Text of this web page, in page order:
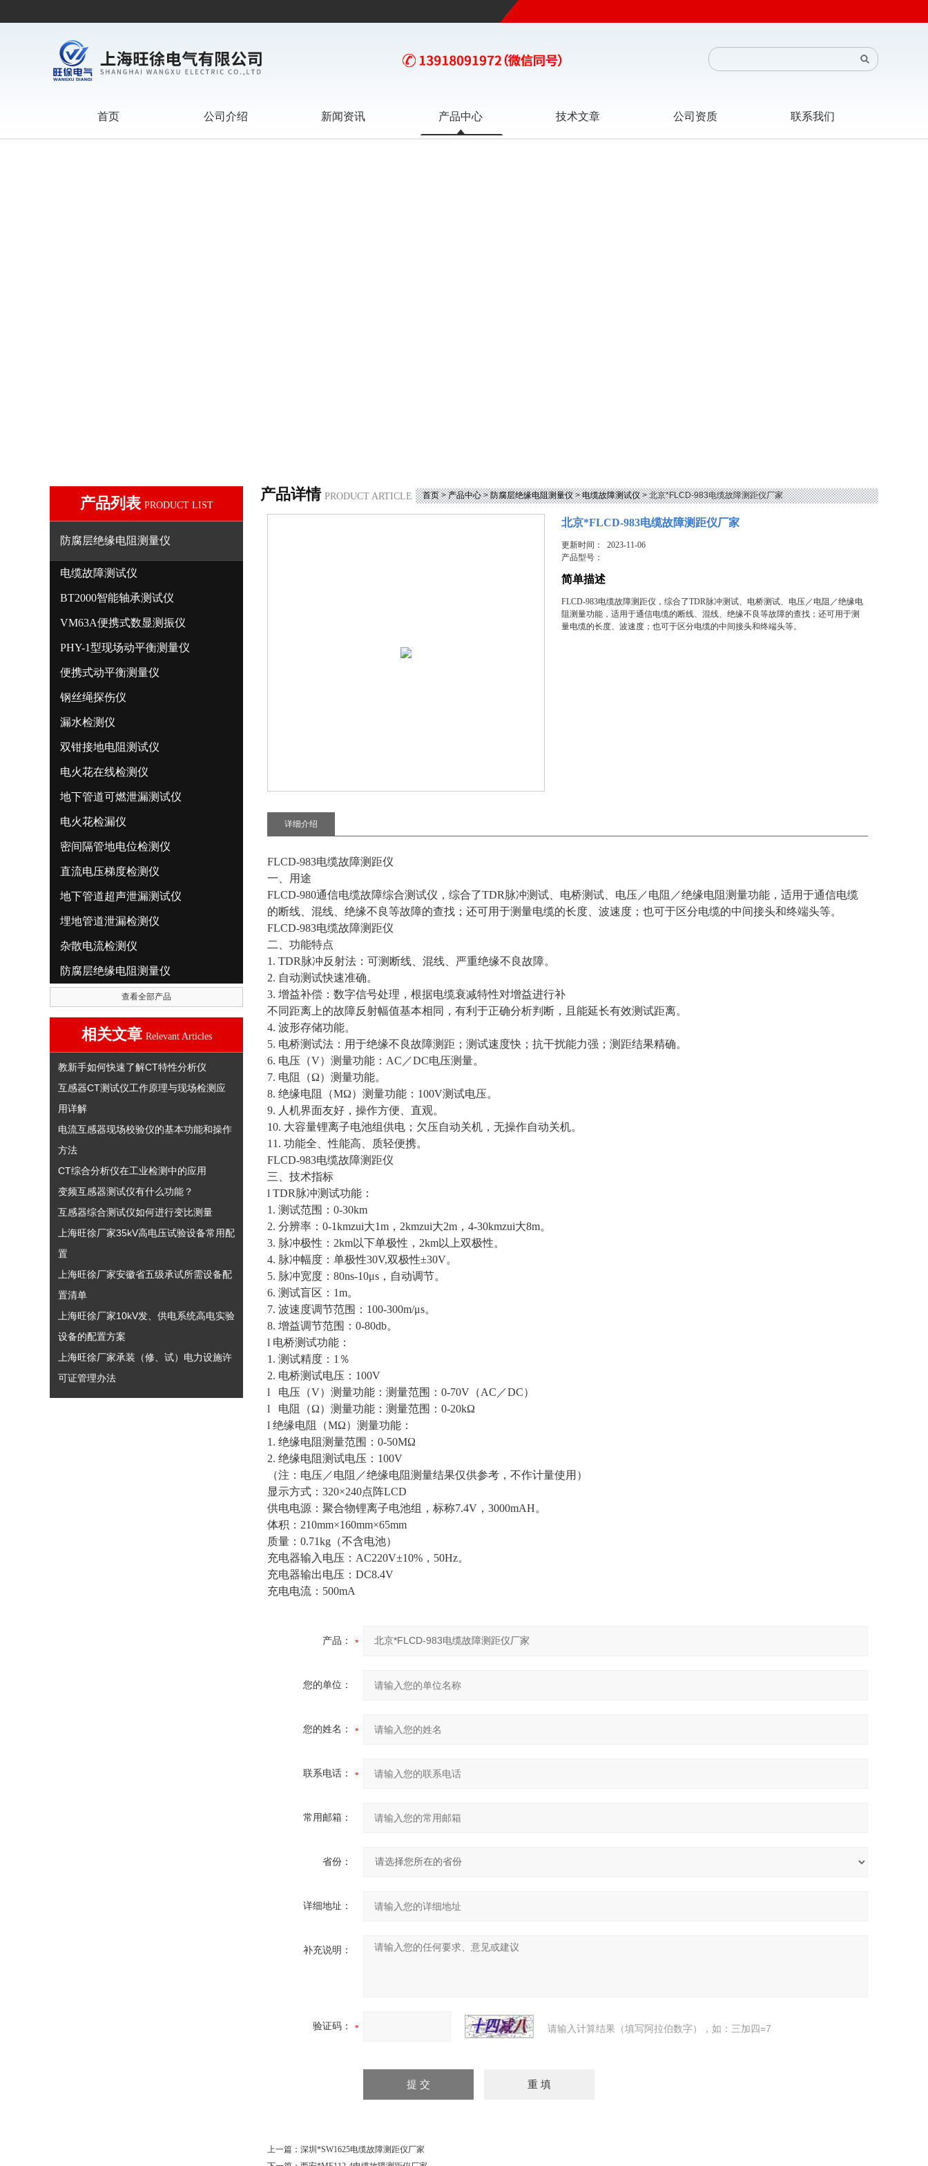
首页 公司介绍 新闻资讯 产品中心 技术文章 公司资质 联系我们
产品列表 PRODUCT LIST
防腐层绝缘电阻测量仪
电缆故障测试仪
BT2000智能轴承测试仪
VM63A便携式数显测振仪
PHY-1型现场动平衡测量仪
便携式动平衡测量仪
钢丝绳探伤仪
漏水检测仪
双钳接地电阻测试仪
电火花在线检测仪
地下管道可燃泄漏测试仪
电火花检漏仪
密间隔管地电位检测仪
直流电压梯度检测仪
地下管道超声泄漏测试仪
埋地管道泄漏检测仪
杂散电流检测仪
防腐层绝缘电阻测量仪
查看全部产品
相关文章 Relevant Articles
教新手如何快速了解CT特性分析仪
互感器CT测试仪工作原理与现场检测应
用详解
电流互感器现场校验仪的基本功能和操作
方法
CT综合分析仪在工业检测中的应用
变频互感器测试仪有什么功能？
互感器综合测试仪如何进行变比测量
上海旺徐厂家35kV高电压试验设备常用配
置
上海旺徐厂家安徽省五级承试所需设备配
置清单
上海旺徐厂家10kV发、供电系统高电实验
设备的配置方案
上海旺徐厂家承装（修、试）电力设施许
可证管理办法
产品详情 PRODUCT ARTICLE 首页>产品中心>防腐层绝缘电阻测量仪>电缆故障测试仪> 北京*FLCD-983电缆故障测距仪厂家
北京*FLCD-983电缆故障测距仪厂家
更新时间： 2023-11-06
产品型号：
简单描述
FLCD-983电缆故障测距仪，综合了TDR脉冲测试、电桥测试、电压／电阻／绝缘电
阻测量功能，适用于通信电缆的断线、混线、绝缘不良等故障的查找；还可用于测
量电缆的长度、波速度；也可于区分电缆的中间接头和终端头等。
详细介绍
FLCD-983电缆故障测距仪
一、用途
FLCD-980通信电缆故障综合测试仪，综合了TDR脉冲测试、电桥测试、电压／电阻／绝缘电阻测量功能，适用于通信电缆
的断线、混线、绝缘不良等故障的查找；还可用于测量电缆的长度、波速度；也可于区分电缆的中间接头和终端头等。
FLCD-983电缆故障测距仪
二、功能特点
1. TDR脉冲反射法：可测断线、混线、严重绝缘不良故障。
2. 自动测试快速准确。
3. 增益补偿：数字信号处理，根据电缆衰减特性对增益进行补
不同距离上的故障反射幅值基本相同，有利于正确分析判断，且能延长有效测试距离。
4. 波形存储功能。
5. 电桥测试法：用于绝缘不良故障测距；测试速度快；抗干扰能力强；测距结果精确。
6. 电压（V）测量功能：AC／DC电压测量。
7. 电阻（Ω）测量功能。
8. 绝缘电阻（MΩ）测量功能：100V测试电压。
9. 人机界面友好，操作方便、直观。
10. 大容量锂离子电池组供电；欠压自动关机，无操作自动关机。
11. 功能全、性能高、质轻便携。
FLCD-983电缆故障测距仪
三、技术指标
l TDR脉冲测试功能：
1. 测试范围：0-30km
2. 分辨率：0-1kmzui大1m，2kmzui大2m，4-30kmzui大8m。
3. 脉冲极性：2km以下单极性，2km以上双极性。
4. 脉冲幅度：单极性30V,双极性±30V。
5. 脉冲宽度：80ns-10μs，自动调节。
6. 测试盲区：1m。
7. 波速度调节范围：100-300m/μs。
8. 增益调节范围：0-80db。
l 电桥测试功能：
1. 测试精度：1％
2. 电桥测试电压：100V
l 电压（V）测量功能：测量范围：0-70V（AC／DC）
l 电阻（Ω）测量功能：测量范围：0-20kΩ
l 绝缘电阻（MΩ）测量功能：
1. 绝缘电阻测量范围：0-50MΩ
2. 绝缘电阻测试电压：100V
（注：电压／电阻／绝缘电阻测量结果仅供参考，不作计量使用）
显示方式：320×240点阵LCD
供电电源：聚合物锂离子电池组，标称7.4V，3000mAH。
体积：210mm×160mm×65mm
质量：0.71kg（不含电池）
充电器输入电压：AC220V±10%，50Hz。
充电器输出电压：DC8.4V
充电电流：500mA
产品：
您的单位：
您的姓名：
联系电话：
常用邮箱：
省份：
详细地址：
补充说明：
验证码： 请输入计算结果（填写阿拉伯数字），如：三加四=7
上一篇： 深圳*SW1625电缆故障测距仪厂家